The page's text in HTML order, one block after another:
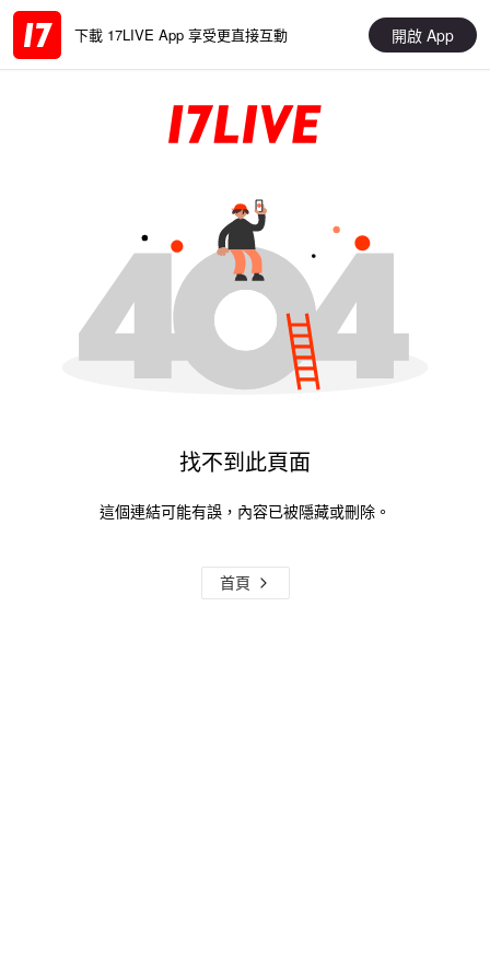
下載 17LIVE App 享受更直接互動 開啟 App
找不到此頁面
這個連結可能有誤，內容已被隱藏或刪除。
首頁